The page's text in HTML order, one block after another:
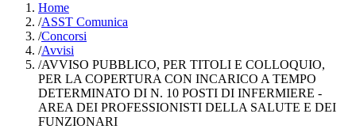
Home
/ASST Comunica
/Concorsi
/Avvisi
/AVVISO PUBBLICO, PER TITOLI E COLLOQUIO,
PER LA COPERTURA CON INCARICO A TEMPO
DETERMINATO DI N. 10 POSTI DI INFERMIERE -
AREA DEI PROFESSIONISTI DELLA SALUTE E DEI
FUNZIONARI